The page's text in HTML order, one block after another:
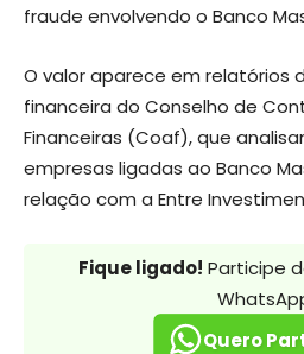
fraude envolvendo o Banco
O valor aparece em relatórios
financeira do Conselho de
Financeiras (Coaf), que
empresas ligadas ao Banco
relação com a Entre
Fique ligado! Participe
Quero